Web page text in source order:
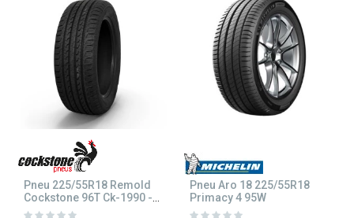
Pneu 225/55R18 Remold
Cockstone 96T Ck-1990 -
Inmetro
Pneu Aro 18 225/55R18
Primacy 4 95W